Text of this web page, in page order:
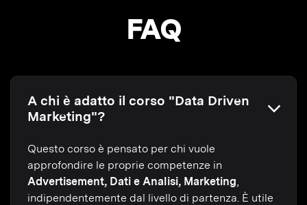
FAQ
A chi è adatto il corso "Data Driven
Marketing"?
Questo corso è pensato per chi vuole
approfondire le proprie competenze in
Advertisement, Dati e Analisi, Marketing
indipendentemente dal livello di partenza. È utile